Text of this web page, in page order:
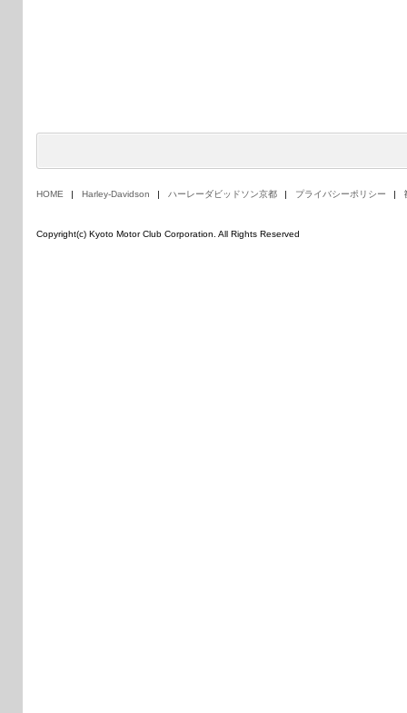
HOME Harley-Davidson ハーレーダビッドソン京都 プライバシーポリシー
Copyright(c) Kyoto Motor Club Corporation. All Rights Reserved